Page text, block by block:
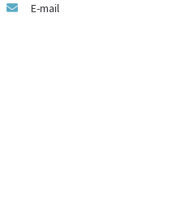
E-mail